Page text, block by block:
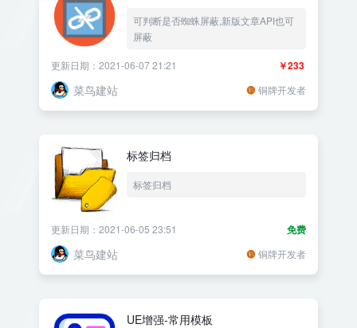
可判断是否蜘蛛屏蔽,新版文章API也可
屏蔽
￥233
更新日期：2021-06-07 21:21
菜鸟建站 铜牌开发者
标签归档
标签归档
免费
更新日期：2021-06-05 23:51
菜鸟建站 铜牌开发者
UE增强-常用模板